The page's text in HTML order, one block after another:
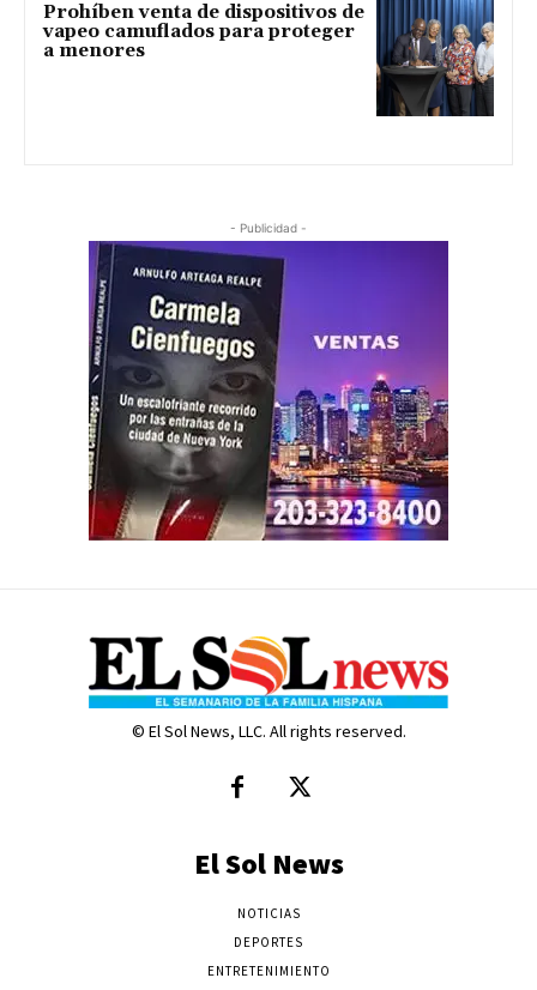
Prohíben venta de dispositivos de
vapeo camuflados para proteger
a menores
- Publicidad -
© El Sol News, LLC. All rights reserved.
El Sol News
NOTICIAS
DEPORTES
ENTRETENIMIENTO